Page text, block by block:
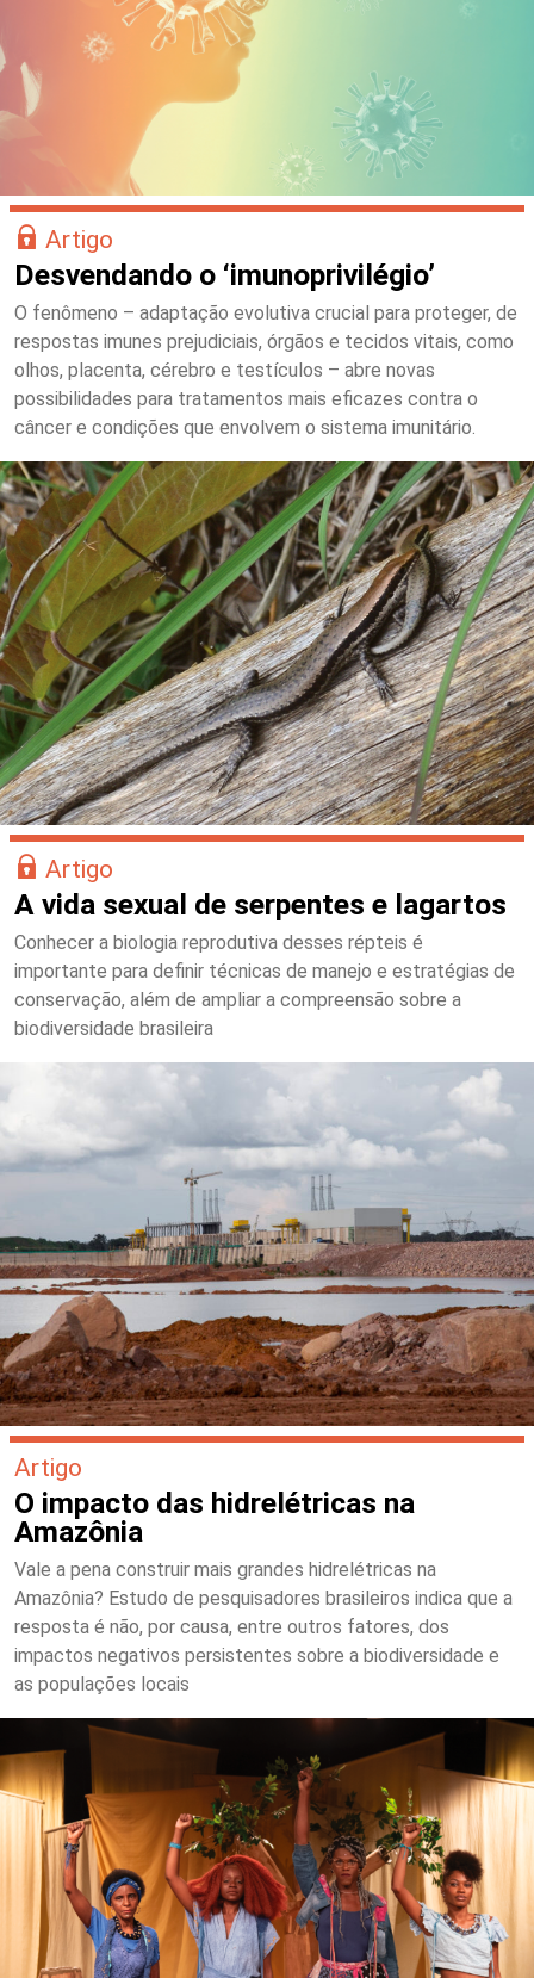
Artigo
Desvendando o ‘imunoprivilégio’
O fenômeno – adaptação evolutiva crucial para proteger, de
respostas imunes prejudiciais, órgãos e tecidos vitais, como
olhos, placenta, cérebro e testículos – abre novas
possibilidades para tratamentos mais eficazes contra o
câncer e condições que envolvem o sistema imunitário.
Artigo
A vida sexual de serpentes e lagartos
Conhecer a biologia reprodutiva desses répteis é
importante para definir técnicas de manejo e estratégias de
conservação, além de ampliar a compreensão sobre a
biodiversidade brasileira
Artigo
O impacto das hidrelétricas na
Amazônia
Vale a pena construir mais grandes hidrelétricas na
Amazônia? Estudo de pesquisadores brasileiros indica que a
resposta é não, por causa, entre outros fatores, dos
impactos negativos persistentes sobre a biodiversidade e
as populações locais